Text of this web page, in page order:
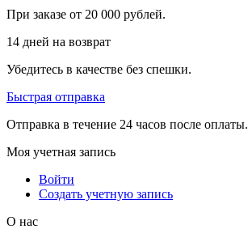
При заказе от 20 000 рублей.
14 дней на возврат
Убедитесь в качестве без спешки.
Быстрая отправка
Отправка в течение 24 часов после оплаты.
Моя учетная запись
Войти
Создать учетную запись
О нас